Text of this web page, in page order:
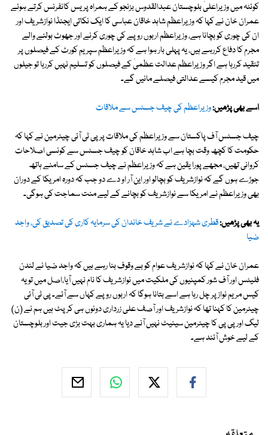
کوئٹہ میں وزیراعلیٰ بلوچستان عبدالقدوس بزنجو کے ہمراہ پریس کانفرنس کرتے ہوئے
عمران خان نے کہا کہ وزیراعظم شاہد خاقان عباسی کا ایک نکاتی ایجنڈا نوازشریف اور
ان کی چوری کو بچانا ہے، وزیراعظم اربوں روپے کی چوری کرنے اور جھوٹ بولنے والے
مجرم کا دفاع کررہے ہیں، یہ پہلی بار ہوا ہے کہ وزیراعظم سپریم کورٹ کے فیصلوں پر
تنقید کررہا ہے اگر وزیراعظم عدالت عظمیٰ کے فیصلوں کو تسلیم نہیں کررہا تو جیلوں
میں قید مجرم کیسے عدالتی فیصلے مانیں گے۔
اسے بھی پڑھیں:وزیراعظم کی چیف جسٹس سے ملاقات
چیف جسٹس آف پاکستان سے وزیراعظم کی ملاقات پر پی ٹی آئی چیئرمین نے کہا کہ
حکومت کا کچھ وقت بچا ہے اب شاہد خاقان کو چیف جسٹس سے کونسی اصلاحات
کروانی تھیں، مجھے پورا یقین ہے کہ وزیراعظم نے چیف جسٹس کے سامنے ہاتھ
جوڑے ہوں گے کہ نوازشریف کو بچالو اور این آر او دے دو جب کہ دورہ امریکا کے دوران
بھی وزیراعظم نے امریکا سے نوازشریف کو بچانے کے لیے منت سماجت کی ہوگی۔
یہ بھی پڑھیں:قطری شہزادے نے شریف خاندان کی سرمایہ کاری کی تصدیق کی، واجد
ضیا
عمران خان نے کہا کہ نوازشریف عوام کو بے وقوف بنا رہے ہیں کہ واجد ضیا نے لندن
فلیٹس اور آف شور کمپنیوں کی ملکیت میں نوازشریف کا نام نہیں آیا،اصل میں تو یہ
کیس مریم نوازپر چل رہا ہے اسے بتانا ہوگا کہ اربوں روپے کہاں سے آئے۔ پی ٹی آئی
چیئرمین کا کہنا تھا کہ نوازشریف اور آصف علی زرداری دونوں ہی کرپٹ ہیں ہم نے (ن)
لیگ اور پی پی کا چیئرمین سینیٹ نہیں آنے دیا یہ ہماری بہت بڑی جیت اور بلوچستان
کے لیے خوش آئند ہے۔